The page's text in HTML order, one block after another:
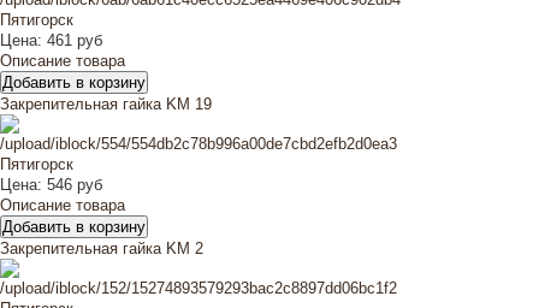
Цена: 461 руб
Описание товара
Закрепительная гайка KM 19
Цена: 546 руб
Описание товара
Закрепительная гайка KM 2